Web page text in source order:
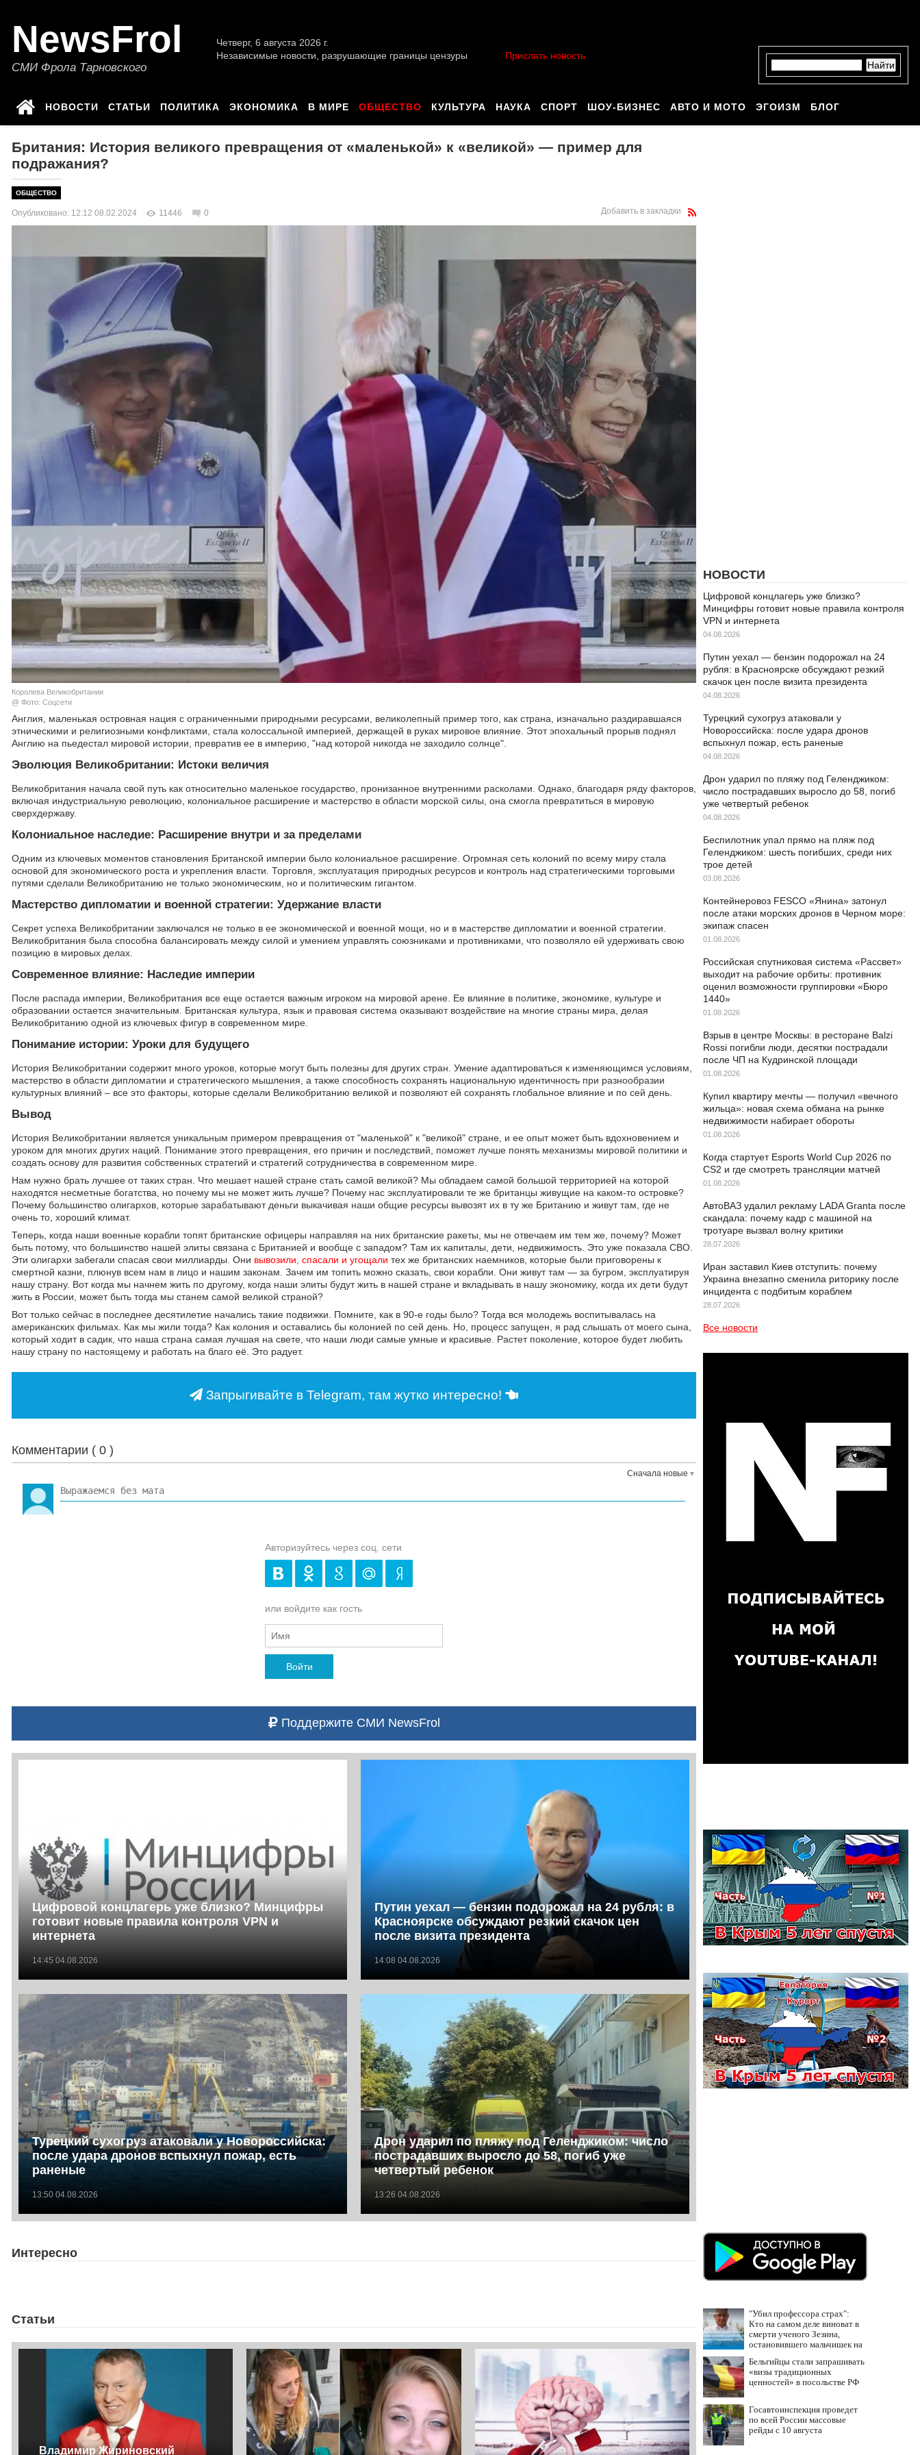
NewsFrol
СМИ Фрола Тарновского
Четверг, 6 августа 2026 г.
Независимые новости, разрушающие границы цензуры
Прислать новость
НОВОСТИ СТАТЬИ ПОЛИТИКА ЭКОНОМИКА В МИРЕ ОБЩЕСТВО КУЛЬТУРА НАУКА СПОРТ ШОУ-БИЗНЕС АВТО И МОТО ЭГОИЗМ БЛОГ
Британия: История великого превращения от «маленькой» к «великой» — пример для
подражания?
ОБЩЕСТВО
Опубликовано: 12:12 08.02.2024 11446 0 Добавить в закладки
Королева Великобритании
@ Фото: Соцсети
Англия, маленькая островная нация с ограниченными природными ресурсами, великолепный пример того, как страна, изначально раздиравшаяся
этническими и религиозными конфликтами, стала колоссальной империей, держащей в руках мировое влияние. Этот эпохальный прорыв поднял
Англию на пьедестал мировой истории, превратив ее в империю, "над которой никогда не заходило солнце".
Эволюция Великобритании: Истоки величия
Великобритания начала свой путь как относительно маленькое государство, пронизанное внутренними расколами. Однако, благодаря ряду факторов,
включая индустриальную революцию, колониальное расширение и мастерство в области морской силы, она смогла превратиться в мировую
сверхдержаву.
Колониальное наследие: Расширение внутри и за пределами
Одним из ключевых моментов становления Британской империи было колониальное расширение. Огромная сеть колоний по всему миру стала
основой для экономического роста и укрепления власти. Торговля, эксплуатация природных ресурсов и контроль над стратегическими торговыми
путями сделали Великобританию не только экономическим, но и политическим гигантом.
Мастерство дипломатии и военной стратегии: Удержание власти
Секрет успеха Великобритании заключался не только в ее экономической и военной мощи, но и в мастерстве дипломатии и военной стратегии.
Великобритания была способна балансировать между силой и умением управлять союзниками и противниками, что позволяло ей удерживать свою
позицию в мировых делах.
Современное влияние: Наследие империи
После распада империи, Великобритания все еще остается важным игроком на мировой арене. Ее влияние в политике, экономике, культуре и
образовании остается значительным. Британская культура, язык и правовая система оказывают воздействие на многие страны мира, делая
Великобританию одной из ключевых фигур в современном мире.
Понимание истории: Уроки для будущего
История Великобритании содержит много уроков, которые могут быть полезны для других стран. Умение адаптироваться к изменяющимся условиям,
мастерство в области дипломатии и стратегического мышления, а также способность сохранять национальную идентичность при разнообразии
культурных влияний – все это факторы, которые сделали Великобританию великой и позволяют ей сохранять глобальное влияние и по сей день.
Вывод
История Великобритании является уникальным примером превращения от "маленькой" к "великой" стране, и ее опыт может быть вдохновением и
уроком для многих других наций. Понимание этого превращения, его причин и последствий, поможет лучше понять механизмы мировой политики и
создать основу для развития собственных стратегий и стратегий сотрудничества в современном мире.
Нам нужно брать лучшее от таких стран. Что мешает нашей стране стать самой великой? Мы обладаем самой большой территорией на которой
находятся несметные богатства, но почему мы не может жить лучше? Почему нас эксплуатировали те же британцы живущие на каком-то островке?
Почему большинство олигархов, которые зарабатывают деньги выкачивая наши общие ресурсы вывозят их в ту же Британию и живут там, где не
очень то, хороший климат.
Теперь, когда наши военные корабли топят британские офицеры направляя на них британские ракеты, мы не отвечаем им тем же, почему? Может
быть потому, что большинство нашей элиты связана с Британией и вообще с западом? Там их капиталы, дети, недвижимость. Это уже показала СВО.
Эти олигархи забегали спасая свои миллиарды. Они вывозили, спасали и угощали тех же британских наемников, которые были приговорены к
смертной казни, плюнув всем нам в лицо и нашим законам. Зачем им топить можно сказать, свои корабли. Они живут там — за бугром, эксплуатируя
нашу страну. Вот когда мы начнем жить по другому, когда наши элиты будут жить в нашей стране и вкладывать в нашу экономику, когда их дети будут
жить в России, может быть тогда мы станем самой великой страной?
Вот только сейчас в последнее десятилетие начались такие подвижки. Помните, как в 90-е годы было? Тогда вся молодежь воспитывалась на
американских фильмах. Как мы жили тогда? Как колония и оставались бы колонией по сей день. Но, процесс запущен, я рад слышать от моего сына,
который ходит в садик, что наша страна самая лучшая на свете, что наши люди самые умные и красивые. Растет поколение, которое будет любить
нашу страну по настоящему и работать на благо её. Это радует.
Запрыгивайте в Telegram, там жутко интересно!
Комментарии ( 0 )
Сначала новые
Авторизуйтесь через соц. сети
или войдите как гость
Войти
Поддержите СМИ NewsFrol
Цифровой концлагерь уже близко? Минцифры
готовит новые правила контроля VPN и
интернета
14:45 04.08.2026
Путин уехал — бензин подорожал на 24 рубля: в
Красноярске обсуждают резкий скачок цен
после визита президента
14:08 04.08.2026
Турецкий сухогруз атаковали у Новороссийска:
после удара дронов вспыхнул пожар, есть
раненые
13:50 04.08.2026
Дрон ударил по пляжу под Геленджиком: число
пострадавших выросло до 58, погиб уже
четвертый ребенок
13:26 04.08.2026
Интересно
Статьи
Владимир Жириновский
НОВОСТИ
Цифровой концлагерь уже близко?
Минцифры готовит новые правила контроля
VPN и интернета
04.08.2026
Путин уехал — бензин подорожал на 24
рубля: в Красноярске обсуждают резкий
скачок цен после визита президента
04.08.2026
Турецкий сухогруз атаковали у
Новороссийска: после удара дронов
вспыхнул пожар, есть раненые
04.08.2026
Дрон ударил по пляжу под Геленджиком:
число пострадавших выросло до 58, погиб
уже четвертый ребенок
04.08.2026
Беспилотник упал прямо на пляж под
Геленджиком: шесть погибших, среди них
трое детей
03.08.2026
Контейнеровоз FESCO «Янина» затонул
после атаки морских дронов в Черном море:
экипаж спасен
01.08.2026
Российская спутниковая система «Рассвет»
выходит на рабочие орбиты: противник
оценил возможности группировки «Бюро
1440»
01.08.2026
Взрыв в центре Москвы: в ресторане Balzi
Rossi погибли люди, десятки пострадали
после ЧП на Кудринской площади
01.08.2026
Купил квартиру мечты — получил «вечного
жильца»: новая схема обмана на рынке
недвижимости набирает обороты
01.08.2026
Когда стартует Esports World Cup 2026 по
CS2 и где смотреть трансляции матчей
01.08.2026
АвтоВАЗ удалил рекламу LADA Granta после
скандала: почему кадр с машиной на
тротуаре вызвал волну критики
28.07.2026
Иран заставил Киев отступить: почему
Украина внезапно сменила риторику после
инцидента с подбитым кораблем
28.07.2026
Все новости
"Убил профессора страх":
Кто на самом деле виноват в
смерти ученого Зезина,
остановившего мальчишек на
Бельгийцы стали запрашивать
«визы традиционных
ценностей» в посольстве РФ
Госавтоинспекция проведет
по всей России массовые
рейды с 10 августа